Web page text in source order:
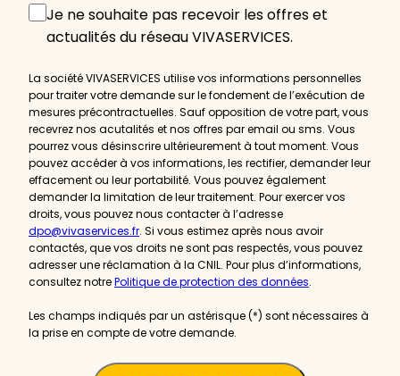
Offres
Je ne souhaite pas recevoir les offres et
actualités du réseau VIVASERVICES.
La société VIVASERVICES utilise vos informations personnelles
pour traiter votre demande sur le fondement de l’exécution de
mesures précontractuelles. Sauf opposition de votre part, vous
recevrez nos acutalités et nos offres par email ou sms. Vous
pourrez vous désinscrire ultérieurement à tout moment. Vous
pouvez accéder à vos informations, les rectifier, demander leur
effacement ou leur portabilité. Vous pouvez également
demander la limitation de leur traitement. Pour exercer vos
droits, vous pouvez nous contacter à l’adresse
dpo@vivaservices.fr. Si vous estimez après nous avoir
contactés, que vos droits ne sont pas respectés, vous pouvez
adresser une réclamation à la CNIL. Pour plus d’informations,
consultez notrePolitique de protection des données.
Les champs indiqués par un astérisque (*) sont nécessaires à
la prise en compte de votre demande.